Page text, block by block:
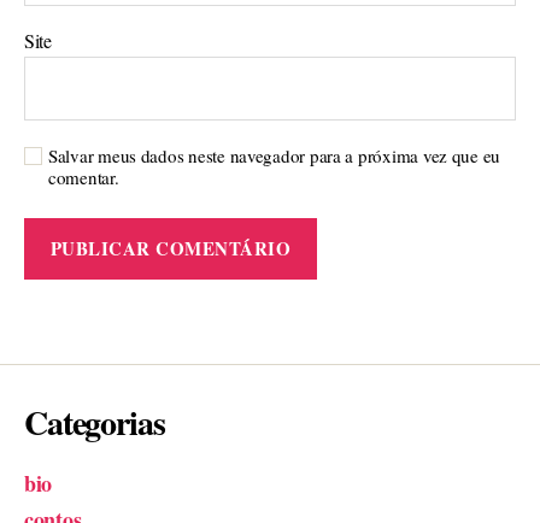
Site
Salvar meus dados neste navegador para a próxima vez que eu
comentar.
Categorias
bio